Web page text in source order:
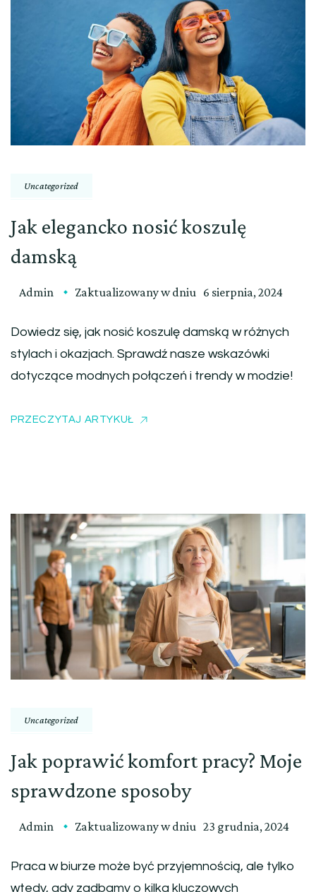
Uncategorized
Jak elegancko nosić koszulę
damską
Admin Zaktualizowany w dniu 6 sierpnia, 2024
Dowiedz się, jak nosić koszulę damską w różnych
stylach i okazjach. Sprawdź nasze wskazówki
dotyczące modnych połączeń i trendy w modzie!
PRZECZYTAJ ARTYKUŁ
Uncategorized
Jak poprawić komfort pracy? Moje
sprawdzone sposoby
Admin Zaktualizowany w dniu 23 grudnia, 2024
Praca w biurze może być przyjemnością, ale tylko
wtedy, gdy zadbamy o kilka kluczowych